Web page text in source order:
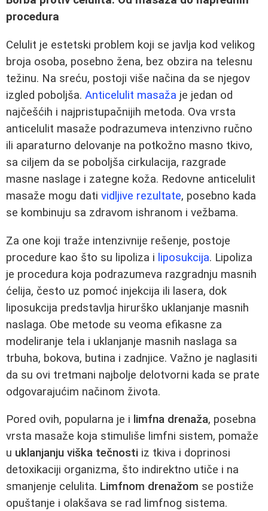
procedura
Celulit je estetski problem koji se javlja kod velikog
broja osoba, posebno žena, bez obzira na telesnu
težinu. Na sreću, postoji više načina da se njegov
izgled poboljša. Anticelulit masaža je jedan od
najčešćih i najpristupačnijih metoda. Ova vrsta
anticelulit masaže podrazumeva intenzivno ručno
ili aparaturno delovanje na potkožno masno tkivo,
sa ciljem da se poboljša cirkulacija, razgrade
masne naslage i zategne koža. Redovne anticelulit
masaže mogu dati vidljive rezultate, posebno kada
se kombinuju sa zdravom ishranom i vežbama.
Za one koji traže intenzivnije rešenje, postoje
procedure kao što su lipoliza i liposukcija. Lipoliza
je procedura koja podrazumeva razgradnju masnih
ćelija, često uz pomoć injekcija ili lasera, dok
liposukcija predstavlja hirurško uklanjanje masnih
naslaga. Obe metode su veoma efikasne za
modeliranje tela i uklanjanje masnih naslaga sa
trbuha, bokova, butina i zadnjice. Važno je naglasiti
da su ovi tretmani najbolje delotvorni kada se prate
odgovarajućim načinom života.
Pored ovih, popularna je i limfna drenaža, posebna
vrsta masaže koja stimuliše limfni sistem, pomaže
u uklanjanju viška tečnosti iz tkiva i doprinosi
detoxikaciji organizma, što indirektno utiče i na
smanjenje celulita. Limfnom drenažom se postiže
opuštanje i olakšava se rad limfnog sistema.